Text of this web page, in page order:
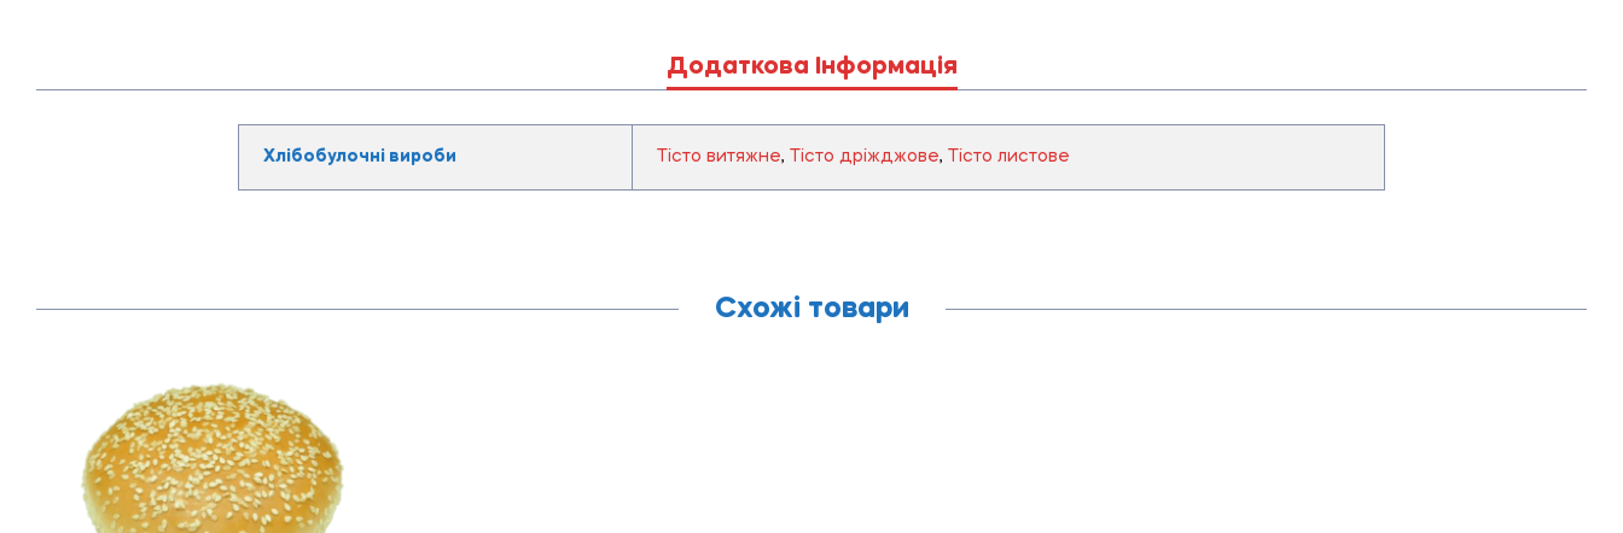
Додаткова Інформація
Хлібобулочні вироби Тісто витяжне, Тісто дріжджове, Тісто листове
Схожі товари